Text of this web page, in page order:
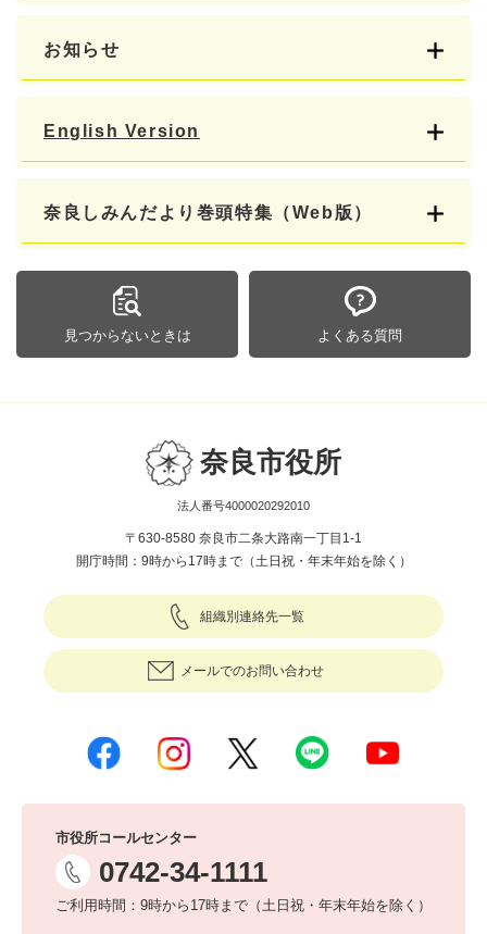
お知らせ
English Version
奈良しみんだより巻頭特集（Web版）
見つからないときは よくある質問
奈良市役所
法人番号4000020292010
〒630-8580 奈良市二条大路南一丁目1-1
開庁時間：9時から17時まで（土日祝・年末年始を除く）
組織別連絡先一覧
メールでのお問い合わせ
市役所コールセンター
0742-34-1111
ご利用時間：9時から17時まで（土日祝・年末年始を除く）